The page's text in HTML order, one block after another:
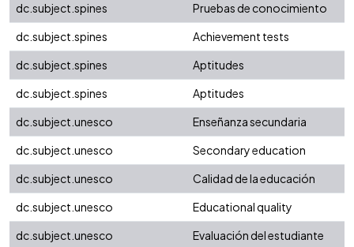
dc.subject.spines
Pruebas de conocimiento
dc.subject.spines
Achievement tests
dc.subject.spines
Aptitudes
dc.subject.spines
Aptitudes
dc.subject.unesco
Enseñanza secundaria
dc.subject.unesco
Secondary education
dc.subject.unesco
Calidad de la educación
dc.subject.unesco
Educational quality
dc.subject.unesco
Evaluación del estudiante